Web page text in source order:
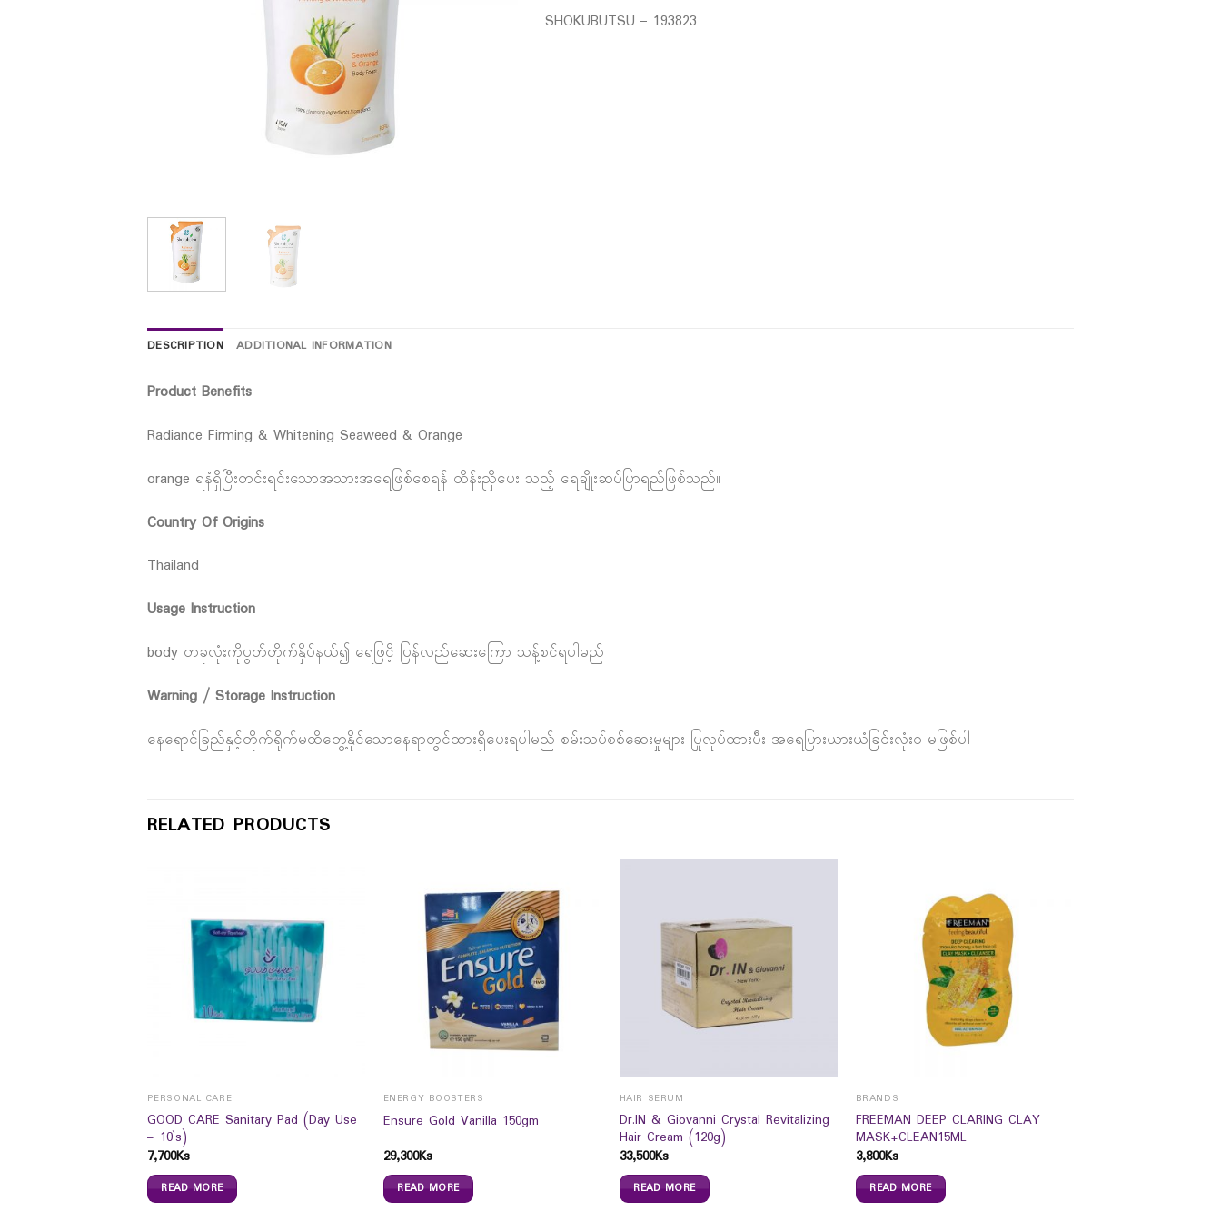
SHOKUBUTSU – 193823
DESCRIPTION ADDITIONAL INFORMATION
Product Benefits
Radiance Firming & Whitening Seaweed & Orange
orange ရနံရှိပြီးတင်းရင်းသောအသားအရေဖြစ်စေရန် ထိန်းညှိပေး သည့် ရေချိုးဆပ်ပြာရည်ဖြစ်သည်။
Country Of Origins
Thailand
Usage Instruction
body တခုလုံးကိုပွတ်တိုက်နှိပ်နယ်၍ ရေဖြငိ့ ပြန်လည်ဆေးကြော သန့်စင်ရပါမည်
Warning / Storage Instruction
နေရောင်ခြည်နှင့်တိုက်ရိုက်မထိတွေ့နိုင်သောနေရာတွင်ထားရှိပေးရပါမည် စမ်းသပ်စစ်ဆေးမှုများ ပြုလုပ်ထားပီး အရေပြားယားယံခြင်းလုံးဝ မဖြစ်ပါ
RELATED PRODUCTS
PERSONAL CARE
GOOD CARE Sanitary Pad (Day Use
– 10`s)
7,700Ks
READ MORE
ENERGY BOOSTERS
Ensure Gold Vanilla 150gm
29,300Ks
READ MORE
HAIR SERUM
Dr.IN & Giovanni Crystal Revitalizing
Hair Cream (120g)
33,500Ks
READ MORE
BRANDS
FREEMAN DEEP CLARING CLAY
MASK+CLEAN15ML
3,800Ks
READ MORE